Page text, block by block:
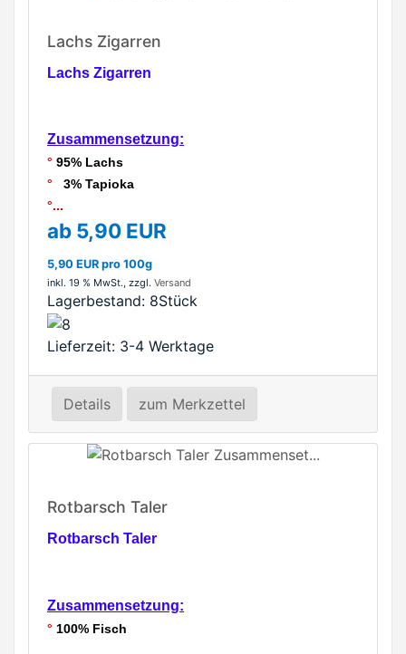
Lachs Zigarren
Lachs Zigarren
Zusammensetzung:
° 95% Lachs
° 3% Tapioka
°...
ab 5,90 EUR
5,90 EUR pro 100g
inkl. 19 % MwSt., zzgl. Versand
Lagerbestand: 8Stück
Lieferzeit: 3-4 Werktage
Details zum Merkzettel
Rotbarsch Taler
Rotbarsch Taler
Zusammensetzung:
° 100% Fisch